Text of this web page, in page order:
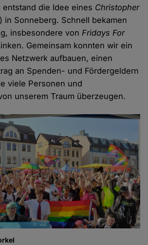
entstand die Idee eines Christopher
in Sonneberg. Schnell bekamen
insbesondere vonFridays For
Gemeinsam konnten wir ein
Netzwerk aufbauen, einen
an Spenden- und Fördergeldern
viele Personen und
unserem Traum überzeugen.